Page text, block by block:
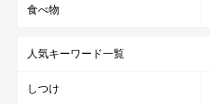
食べ物
人気キーワード一覧
しつけ